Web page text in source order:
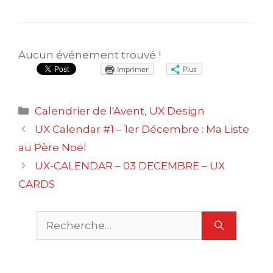
Aucun événement trouvé !
Imprimer Plus
Catégories
Calendrier de l'Avent, UX Design
Navigation
des
UX Calendar #1 – 1er Décembre : Ma Liste
au Père Noël
UX-CALENDAR – 03 DECEMBRE – UX
CARDS
Rechercher :